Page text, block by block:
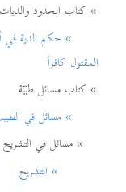
» كتاب الحدود والديات
» حكم الدية في
المقتول كافراً
» كتاب مسائل طبّيّة
» مسائل في
» مسائل في التشريح
» التشريح